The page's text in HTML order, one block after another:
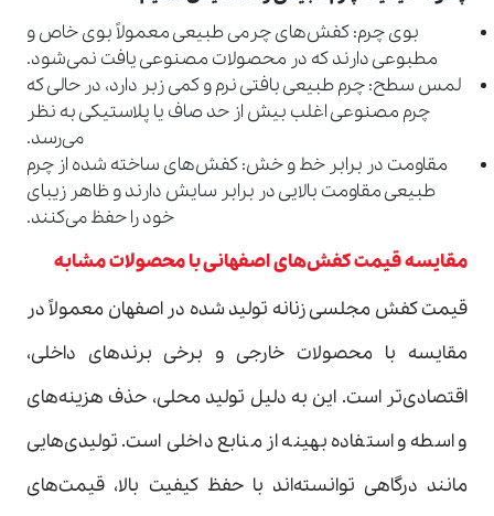
بوی چرم: کفش‌های چرمی طبیعی معمولاً بوی خاص و
مطبوعی دارند که در محصولات مصنوعی یافت نمی‌شود.
لمس سطح: چرم طبیعی بافتی نرم و کمی زبر دارد، در حالی که
چرم مصنوعی اغلب بیش از حد صاف یا پلاستیکی به نظر
می‌رسد.
مقاومت در برابر خط و خش: کفش‌های ساخته شده از چرم
طبیعی مقاومت بالایی در برابر سایش دارند و ظاهر زیبای
خود را حفظ می‌کنند.
مقایسه قیمت کفش‌های اصفهانی با محصولات مشابه
قیمت کفش مجلسی زنانه تولید شده در اصفهان معمولاً در
مقایسه با محصولات خارجی و برخی برندهای داخلی،
اقتصادی‌تر است. این به دلیل تولید محلی، حذف هزینه‌های
واسطه و استفاده بهینه از منابع داخلی است. تولیدی‌هایی
مانند درگاهی توانسته‌اند با حفظ کیفیت بالا، قیمت‌های